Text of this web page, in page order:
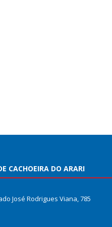
CACHOEIRA DO ARARI
José Rodrigues Viana, 785